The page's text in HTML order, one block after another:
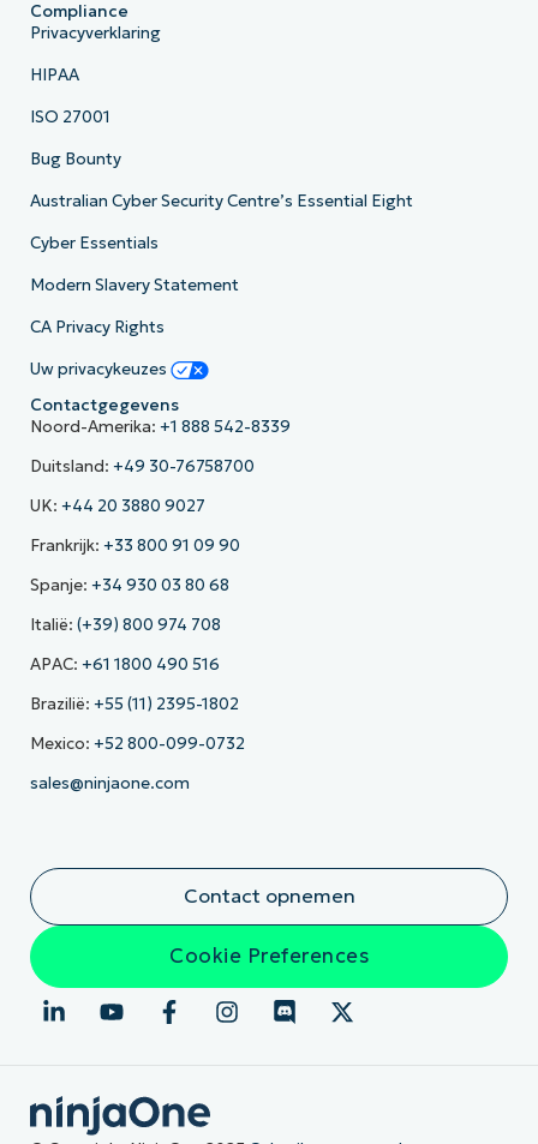
Compliance
Privacyverklaring
HIPAA
ISO 27001
Bug Bounty
Australian Cyber Security Centre’s Essential Eight
Cyber Essentials
Modern Slavery Statement
CA Privacy Rights
Uw privacykeuzes
Contactgegevens
Noord-Amerika: +1 888 542-8339
Duitsland: +49 30-76758700
UK: +44 20 3880 9027
Frankrijk: +33 800 91 09 90
Spanje: +34 930 03 80 68
Italië: (+39) 800 974 708
APAC: +61 1800 490 516
Brazilië: +55 (11) 2395-1802
Mexico: +52 800-099-0732
sales@ninjaone.com
Contact opnemen
Cookie Preferences